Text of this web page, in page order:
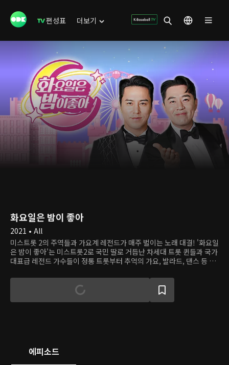
편성표 더보기
화요일은 밤이 좋아
2021 • All
미스트롯 2의 주역들과 가요계 레전드가 매주 벌이는 노래 대결! '화요일
은 밤이 좋아'는 미스트롯2로 국민 딸로 거듭난 차세대 트롯 퀸들과 국가
대표급 레전드 가수들이 정통 트롯부터 추억의 가요, 발라드, 댄스 등 장
을 걸고 벌이는 배틀, 과연 누가 우승할 것인가!
에피소드